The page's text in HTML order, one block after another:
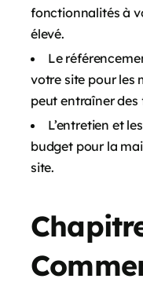
fonctionnalités à
élevé.
Le
votre site pour les
peut entraîner
L’entretien et
budget pour la
site.